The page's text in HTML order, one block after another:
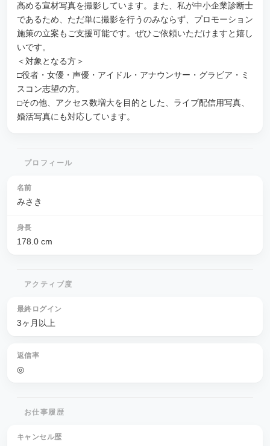
高める宣材写真を撮影しています。また、私が中小企業診断士
であるため、ただ単に撮影を行うのみならず、プロモーション
施策の立案もご支援可能です。ぜひご依頼いただけますと嬉し
いです。
＜対象となる方＞
□役者・女優・声優・アイドル・アナウンサー・グラビア・ミ
スコン志望の方。
□その他、アクセス数増大を目的とした、ライブ配信用写真、
婚活写真にも対応しています。
プロフィール
名前
みさき
身長
178.0 cm
アクティブ度
最終ログイン
3ヶ月以上
返信率
◎
お仕事履歴
キャンセル歴